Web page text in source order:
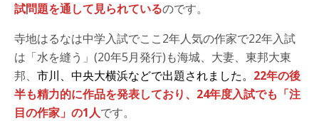
試問題を通して見られているのです。
寺地はるなは中学入試でここ2年人気の作家で22年入試
は「水を縫う」(20年5月発行)も海城、大妻、東邦大東
邦、 市川、中央大横浜などで出題されました。 22年の後
半も精力的に作品を発表しており、24年度入試でも「注
目の作家」の1人です。